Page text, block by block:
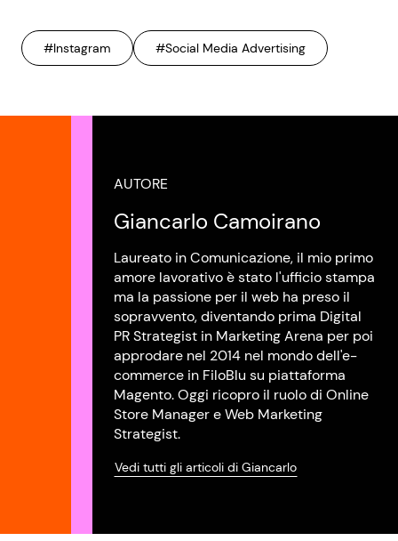
#Instagram #Social Media Advertising
AUTORE
Giancarlo Camoirano
Laureato in Comunicazione, il mio primo
amore lavorativo è stato l'ufficio stampa
ma la passione per il web ha preso il
sopravvento, diventando prima Digital
PR Strategist in Marketing Arena per poi
approdare nel 2014 nel mondo dell'e-
commerce in FiloBlu su piattaforma
Magento. Oggi ricopro il ruolo di Online
Store Manager e Web Marketing
Strategist.
Vedi tutti gli articoli di Giancarlo